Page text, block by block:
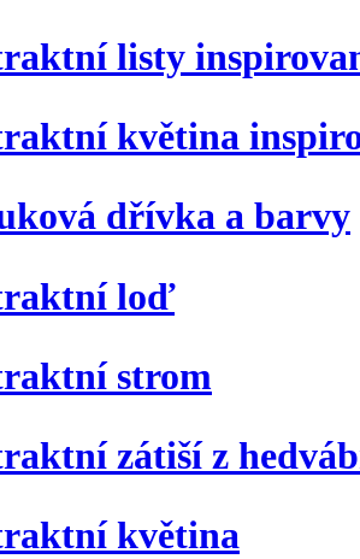
listy
květina
dřívka a barvy
loď
strom
zátiší z
květina